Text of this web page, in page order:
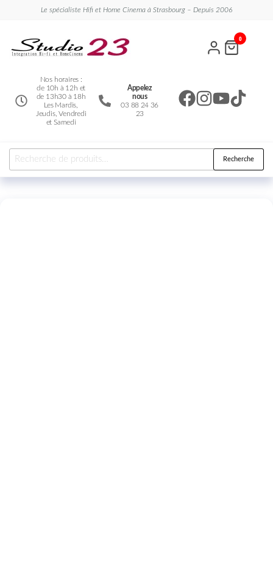
Le spécialiste Hifi et Home Cinema à Strasbourg – Depuis 2006
Nos horaires :
de 10h à 12h et
de 13h30 à 18h
Les Mardis,
Jeudis, Vendredi
et Samedi
Appelez
nous
03 88 24 36
23
0
Recherche